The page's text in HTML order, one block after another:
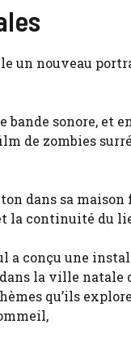
un nouveau
bande sonore, et
de zombies
dans sa
la continuité du
a conçu une
la ville natale
qu’ils